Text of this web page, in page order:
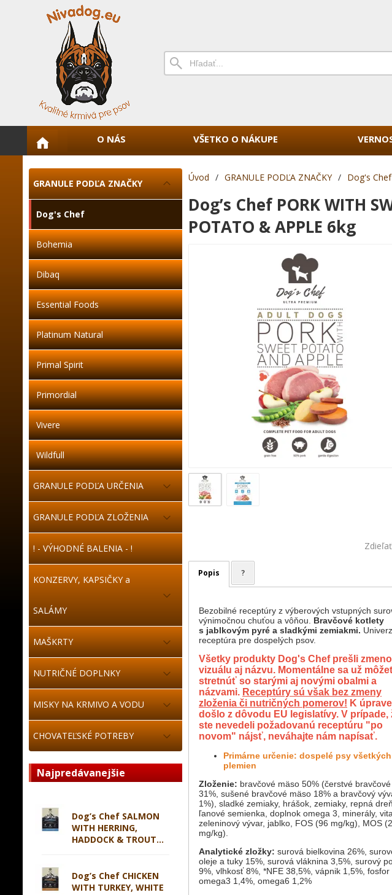
O NÁS VŠETKO O NÁKUPE
GRANULE PODĽA ZNAČKY
Dog's Chef
Bohemia
Dibaq
Essential Foods
Platinum Natural
Primal Spirit
Primordial
Vivere
Wildfull
GRANULE PODĽA URČENIA
GRANULE PODĽA ZLOŽENIA
! - VÝHODNÉ BALENIA - !
KONZERVY, KAPSIČKY a
SALÁMY
MAŠKRTY
NUTRIČNÉ DOPLNKY
MISKY NA KRMIVO A VODU
CHOVATEĽSKÉ POTREBY
Najpredávanejšie
Dog’s Chef SALMON
WITH HERRING,
HADDOCK & TROUT...
Dog’s Chef CHICKEN
WITH TURKEY, WHITE
Úvod / GRANULE PODĽA ZNAČKY / Dog's Chef
Dog’s Chef PORK WITH
POTATO & APPLE 6kg
Popis ?
Bezobilné receptúry z výberových vstupných
výnimočnou chuťou a vôňou. Bravčové kotlety
s jablkovým pyré a sladkými zemiakmi.
receptúra pre dospelých psov.
Všetky produkty Dog's Chef prešli
vizuálu aj názvu. Momentálne sa už
stretnúť so starými aj novými obalmi a
názvami. Receptúry sú však bez zmeny
zloženia či nutričných pomerov! K úprave
došlo z dôvodu EU legislatívy. V prípade,
ste nevedeli požadovanú receptúru "po
novom" nájsť, neváhajte nám napísať.
Primárne určenie: dospelé psy všetkých
plemien
Zloženie: bravčové mäso 50% (čerstvé
31%, sušené bravčové mäso 18% a bravčový
1%), sladké zemiaky, hrášok, zemiaky, repná dreň,
ľanové semienka, doplnok omega 3, minerály,
zeleninový vývar, jablko, FOS (96 mg/kg), MOS
mg/kg).
Analytické zložky: surová bielkovina 26%,
oleje a tuky 15%, surová vláknina 3,5%, surový
9%, vlhkosť 8%, *NFE 38,5%, vápnik 1,5%, fosfor
omega3 1,4%, omega6 1,2%